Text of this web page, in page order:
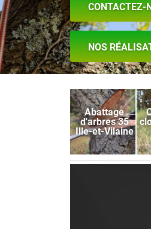
CONTACTEZ-
NOS
Abattage
d'arbres 35
Ille-et-Vilaine